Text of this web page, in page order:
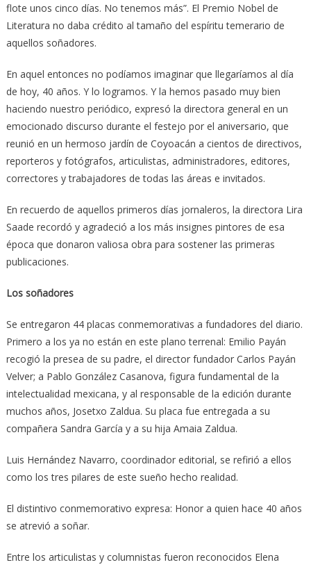
flote unos cinco días. No tenemos más”. El Premio Nobel de
Literatura no daba crédito al tamaño del espíritu temerario de
aquellos soñadores.
En aquel entonces no podíamos imaginar que llegaríamos al día
de hoy, 40 años. Y lo logramos. Y la hemos pasado muy bien
haciendo nuestro periódico, expresó la directora general en un
emocionado discurso durante el festejo por el aniversario, que
reunió en un hermoso jardín de Coyoacán a cientos de directivos,
reporteros y fotógrafos, articulistas, administradores, editores,
correctores y trabajadores de todas las áreas e invitados.
En recuerdo de aquellos primeros días jornaleros, la directora Lira
Saade recordó y agradeció a los más insignes pintores de esa
época que donaron valiosa obra para sostener las primeras
publicaciones.
Los soñadores
Se entregaron 44 placas conmemorativas a fundadores del diario.
Primero a los ya no están en este plano terrenal: Emilio Payán
recogió la presea de su padre, el director fundador Carlos Payán
Velver; a Pablo González Casanova, figura fundamental de la
intelectualidad mexicana, y al responsable de la edición durante
muchos años, Josetxo Zaldua. Su placa fue entregada a su
compañera Sandra García y a su hija Amaia Zaldua.
Luis Hernández Navarro, coordinador editorial, se refirió a ellos
como los tres pilares de este sueño hecho realidad.
El distintivo conmemorativo expresa: Honor a quien hace 40 años
se atrevió a soñar.
Entre los articulistas y columnistas fueron reconocidos Elena